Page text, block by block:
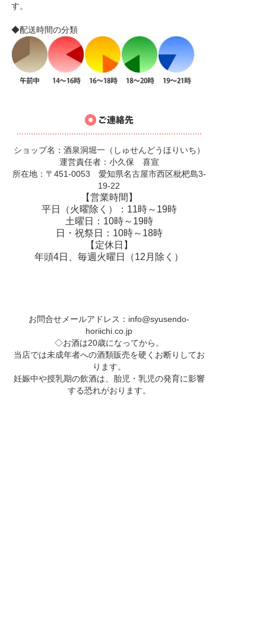
す。
◆配送時間の分類
ショップ名：酒泉洞堀一（しゅせんどうほりいち）
運営責任者：小久保 喜宣
所在地：〒451-0053 愛知県名古屋市西区枇杷島3-
19-22
【営業時間】
平日（火曜除く）：11時～19時
土曜日：10時～19時
日・祝祭日：10時～18時
【定休日】
年頭4日、毎週火曜日（12月除く）
お問合せメールアドレス： info@syusendo-
horiichi.co.jp
◇お酒は20歳になってから。
当店では未成年者への酒類販売を硬くお断りしてお
ります。
妊娠中や授乳期の飲酒は、胎児・乳児の発育に影響
する恐れがおります。